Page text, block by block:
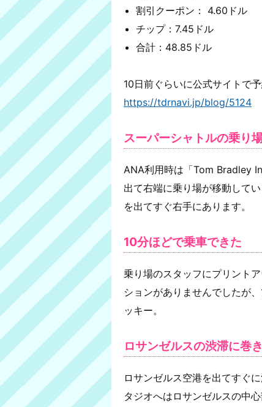
割引クーポン： 4.60ドル
チップ：7.45ドル
合計：48.85ドル
10日前ぐらいに公式サイトで
https://tdrnavi.jp/blog/5124
スーパーシャトルの乗り
ANA利用時は「Tom Bradley
出て右端に乗り場が移動して
を出てすぐ右手にあります。
10分ほどで乗車できた
乗り場のスタッフにプリント
ションがありませんでしたが
ッキー。
ロサンゼルスの渋滞に巻
ロサンゼルス空港を出てすぐ
タジオへはロサンゼルスの中